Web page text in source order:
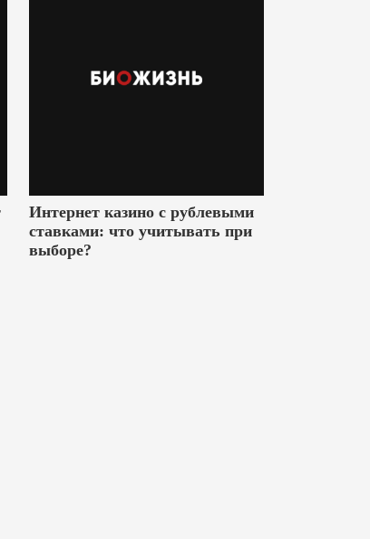
Интернет казино с рублевыми
ставками: что учитывать при
выборе?